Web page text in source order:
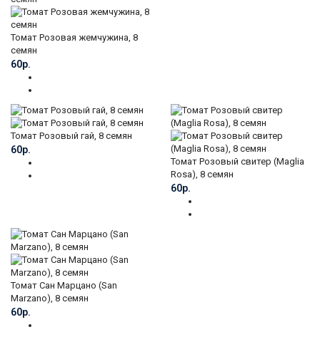
Томат Розовая жемчужина, 8
семян
60р.
Томат Розовый гай, 8 семян
60р.
Томат Розовый свитер (Maglia
Rosa), 8 семян
60р.
Томат Сан Марцано (San
Marzano), 8 семян
60р.